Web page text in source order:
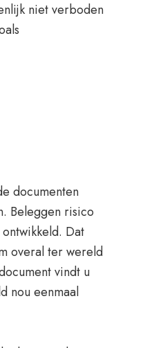
niet verboden
documenten
Beleggen risico
Dat
overal ter wereld
vindt u
nou eenmaal